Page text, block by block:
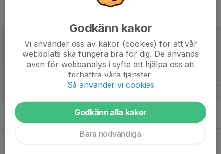
20
Mån
Godkänn kakor
Vi använder oss av kakor (cookies) för att vår
webbplats ska fungera bra för dig. De används
även för webbanalys i syfte att hjälpa oss att
förbättra våra tjänster.
Så använder vi cookies
Godkänn alla kakor
Bara nödvändiga